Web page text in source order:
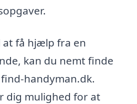
at få hjælp fra en
kan du nemt finde
handyman.dk.
dig mulighed for at